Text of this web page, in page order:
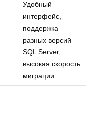
Удобный
интерфейс,
поддержка
разных версий
SQL Server,
высокая скорость
миграции.